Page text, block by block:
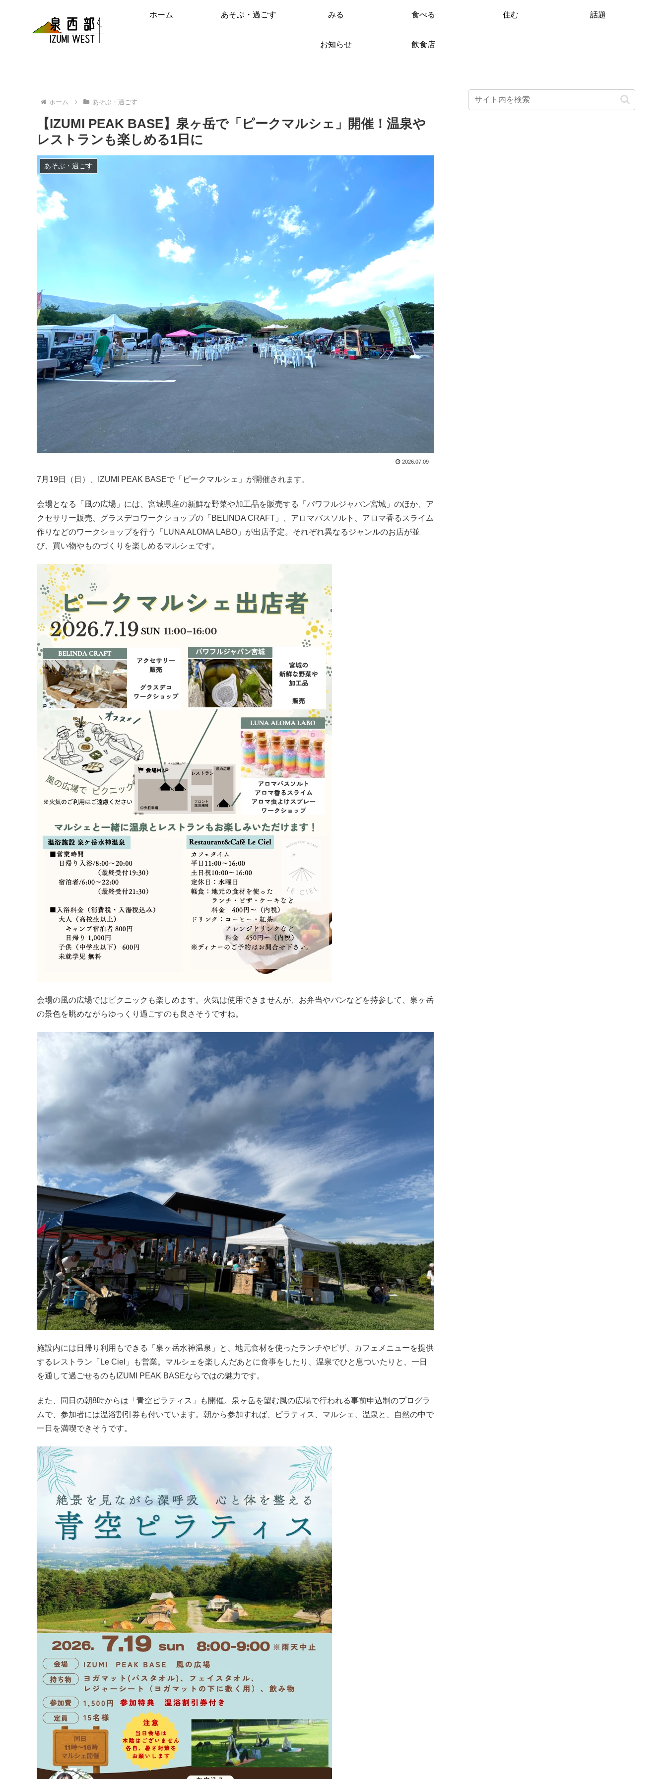
ホーム あそぶ・過ごす みる 食べる 住む 話題
お知らせ 飲食店
ホーム あそぶ・過ごす
【IZUMI PEAK BASE】泉ヶ岳で「ピークマルシェ」開催！温泉や
レストランも楽しめる1日に
あそぶ・過ごす
2026.07.09
7月19日（日）、IZUMI PEAK BASEで「ピークマルシェ」が開催されます。
会場となる「風の広場」には、宮城県産の新鮮な野菜や加工品を販売する「パワフルジャパン宮城」のほか、ア
クセサリー販売、グラスデコワークショップの「BELINDA CRAFT」、アロマバスソルト、アロマ香るスライム
作りなどのワークショップを行う「LUNA ALOMA LABO」が出店予定。それぞれ異なるジャンルのお店が並
び、買い物やものづくりを楽しめるマルシェです。
会場の風の広場ではピクニックも楽しめます。火気は使用できませんが、お弁当やパンなどを持参して、泉ヶ岳
の景色を眺めながらゆっくり過ごすのも良さそうですね。
施設内には日帰り利用もできる「泉ヶ岳水神温泉」と、地元食材を使ったランチやピザ、カフェメニューを提供
するレストラン「Le Ciel」も営業。マルシェを楽しんだあとに食事をしたり、温泉でひと息ついたりと、一日
を通して過ごせるのもIZUMI PEAK BASEならではの魅力です。
また、同日の朝8時からは「青空ピラティス」も開催。泉ヶ岳を望む風の広場で行われる事前申込制のプログラ
ムで、参加者には温浴割引券も付いています。朝から参加すれば、ピラティス、マルシェ、温泉と、自然の中で
一日を満喫できそうです。